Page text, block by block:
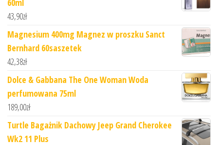
43,90zł
Magnesium 400mg Magnez w proszku Sanct
Bernhard 60saszetek
42,38zł
Dolce & Gabbana The One Woman Woda
perfumowana 75ml
189,00zł
Turtle Bagażnik Dachowy Jeep Grand Cherokee
Wk2 11 Plus